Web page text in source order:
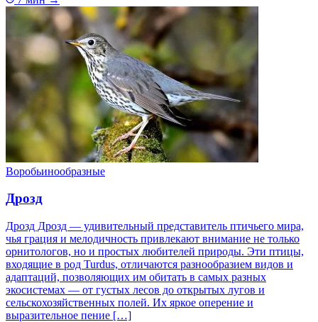
Воробьинообразные
Дрозд
Дрозд Дрозд — удивительный представитель птичьего мира,
чья грация и мелодичность привлекают внимание не только
орнитологов, но и простых любителей природы. Эти птицы,
входящие в род Turdus, отличаются разнообразием видов и
адаптаций, позволяющих им обитать в самых разных
экосистемах — от густых лесов до открытых лугов и
сельскохозяйственных полей. Их яркое оперение и
выразительное пение […]